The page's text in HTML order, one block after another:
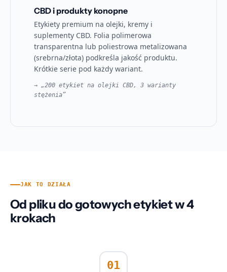
CBD i produkty konopne
Etykiety premium na olejki, kremy i
suplementy CBD. Folia polimerowa
transparentna lub poliestrowa metalizowana
(srebrna/złota) podkreśla jakość produktu.
Krótkie serie pod każdy wariant.
→ „200 etykiet na olejki CBD, 3 warianty
stężenia”
JAK TO DZIAŁA
Od pliku do gotowych etykiet w 4
krokach
01